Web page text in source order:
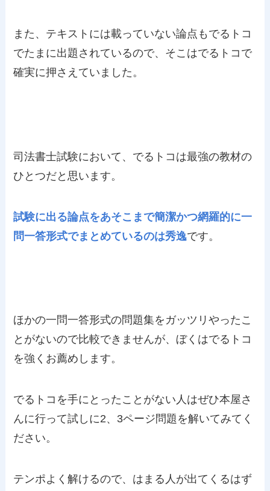
また、テキストには載っていない論点もでるトコ
でたまに出題されているので、そこはでるトコで
確実に押さえていました。
司法書士試験において、でるトコは最強の教材の
ひとつだと思います。
試験に出る論点をあそこまで簡潔かつ網羅的に一
問一答形式でまとめているのは秀逸です。
ほかの一問一答形式の問題集をガッツリやったこ
とがないので比較できませんが、ぼくはでるトコ
を強くお薦めします。
でるトコを手にとったことがない人はぜひ本屋さ
んに行って試しに2、3ページ問題を解いてみてく
ださい。
テンポよく解けるので、はまる人が出てくるはず